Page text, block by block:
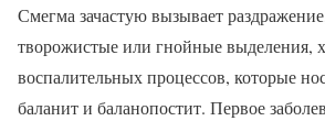
Смегма зачастую вызывает
творожистые или гнойные выделения,
воспалительных процессов, которые
баланит и баланопостит. Первое